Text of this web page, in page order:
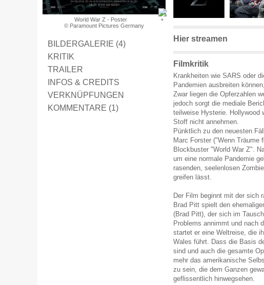
World War Z - Poster
© Paramount Pictures Germany
BILDERGALERIE (4)
KRITIK
TRAILER
INFOS & CREDITS
VERKNÜPFUNGEN
KOMMENTARE (1)
Hier streamen
Filmkritik
Krankheiten wie SARS oder
Pandemien ausbreiten
Zwar liegen die Opferzahlen
jedoch sorgt die mediale
teilweise Hysterie. Hollywood
Stoff nicht annehmen.
Pünktlich zu den neuesten
Marc Forster ("Wenn Träume
Blockbuster "World War Z".
um eine normale Pandemie
rasenden, seelenlosen
greifen lässt.
Der Film beginnt mit der sich
Brad Pitt spielt den
(Brad Pitt), der sich im
Problems annimmt und nach
startet er eine Weltreise, die
Wales führt. Dass die Basis
sind und auch die gesamte
mehr das amerikanische
zu sein, die dem Ganzen
geflissentlich hinwegsehen.